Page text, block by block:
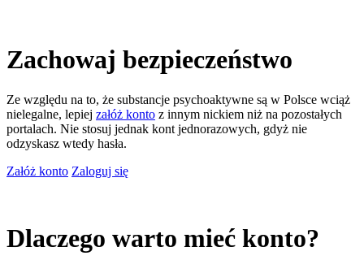
Zachowaj bezpieczeństwo
Ze względu na to, że substancje psychoaktywne są w Polsce wciąż
nielegalne, lepiej załóż konto z innym nickiem niż na pozostałych
portalach. Nie stosuj jednak kont jednorazowych, gdyż nie
odzyskasz wtedy hasła.
Załóż konto Zaloguj się
Dlaczego warto mieć konto?